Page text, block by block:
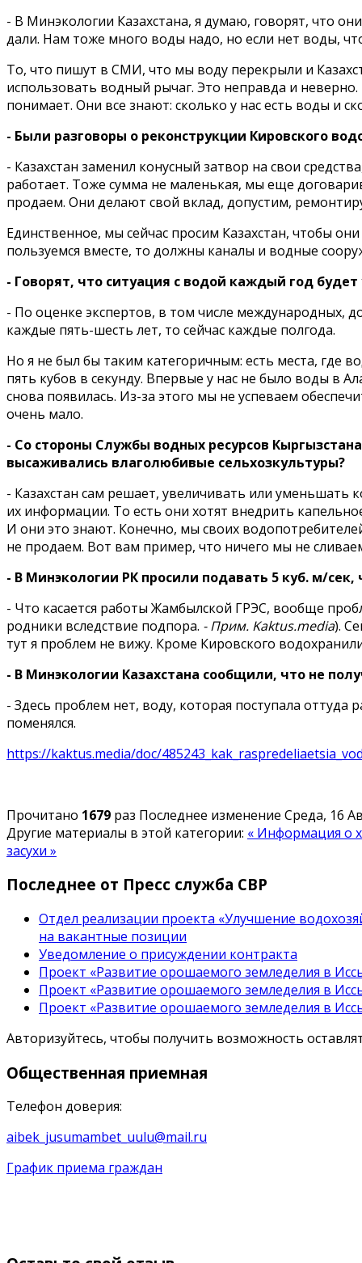
- В Минэкологии Казахстана, я думаю, говорят, что
дали. Нам тоже много воды надо, но если нет воды,
То, что пишут в СМИ, что мы воду перекрыли и
использовать водный рычаг. Это неправда и
понимает. Они все знают: сколько у нас есть воды и
- Были разговоры о реконструкции Кировского
- Казахстан заменил конусный затвор на свои
работает. Тоже сумма не маленькая, мы еще
продаем. Они делают свой вклад, допустим,
Единственное, мы сейчас просим Казахстан, чтобы
пользуемся вместе, то должны каналы и водные
- Говорят, что ситуация с водой каждый год будет
- По оценке экспертов, в том числе международных,
каждые пять-шесть лет, то сейчас каждые полгода.
Но я не был бы таким категоричным: есть места, где
пять кубов в секунду. Впервые у нас не было воды в
снова появилась. Из-за этого мы не успеваем
очень мало.
- Со стороны Службы водных ресурсов
высаживались влаголюбивые сельхозкультуры?
- Казахстан сам решает, увеличивать или
их информации. То есть они хотят внедрить
И они это знают. Конечно, мы своих
не продаем. Вот вам пример, что ничего мы не
- В Минэкологии РК просили подавать 5 куб. м/
- Что касается работы Жамбылской ГРЭС, вообще
родники вследствие подпора. - Прим. Kaktus.media).
тут я проблем не вижу. Кроме Кировского
- В Минэкологии Казахстана сообщили, что не
- Здесь проблем нет, воду, которая поступала
поменялся.
https://kaktus.media/doc/
Прочитано 1679 раз Последнее изменение Среда, 16
Другие материалы в этой категории: « Информация о
засухи »
Последнее от Пресс служба СВР
Отдел реализации проекта «Улучшение
на вакантные позиции
Уведомление о присуждении контракта
Проект «Развитие орошаемого земледелия в
Проект «Развитие орошаемого земледелия в
Проект «Развитие орошаемого земледелия в
Авторизуйтесь, чтобы получить возможность
Общественная приемная
Телефон доверия:
aibek_jusumambet_uulu@mail.ru
График приема граждан